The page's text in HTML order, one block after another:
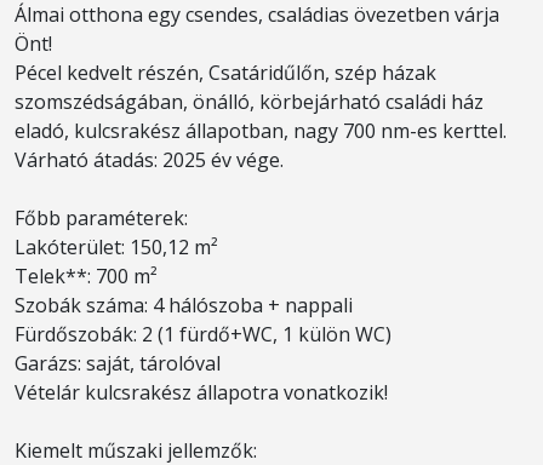
Álmai otthona egy csendes, családias övezetben várja
Önt!
Pécel kedvelt részén, Csatáridűlőn, szép házak
szomszédságában, önálló, körbejárható családi ház
eladó, kulcsrakész állapotban, nagy 700 nm-es kerttel.
Várható átadás: 2025 év vége.
Főbb paraméterek:
Lakóterület: 150,12 m²
Telek**: 700 m²
Szobák száma: 4 hálószoba + nappali
Fürdőszobák: 2 (1 fürdő+WC, 1 külön WC)
Garázs: saját, tárolóval
Vételár kulcsrakész állapotra vonatkozik!
Kiemelt műszaki jellemzők: